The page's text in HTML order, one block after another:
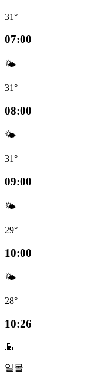
31°
07:00
🌤️
31°
08:00
🌤️
31°
09:00
🌤️
29°
10:00
🌤️
28°
10:26
🌇
일몰